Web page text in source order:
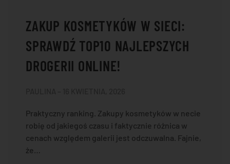
ZAKUP KOSMETYKÓW W SIECI:
SPRAWDŹ TOP10 NAJLEPSZYCH
DROGERII ONLINE!
Praktyczny ranking. Zakupy kosmetyków w necie
robię od jakiegoś czasu i faktycznie różnica w
cenach względem galerii jest odczuwalna. Fajnie,
że…